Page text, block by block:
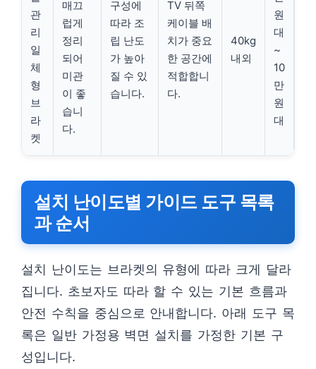
관
리
일
체
형
브
라
켓
매끄
럽게
정리
되어
미관
이 좋
습니
다.
구성에
따라 조
립 난도
가 높아
질 수 있
습니다.
TV 뒤쪽
케이블 배
치가 중요
한 공간에
적합합니
다.
40kg
내외
원
대
~
10
만
원
대
설치 난이도별 가이드 도구 목록
과 순서
설치 난이도는 브라켓의 유형에 따라 크게 달라
집니다. 초보자도 따라 할 수 있는 기본 흐름과
안전 수칙을 중심으로 안내합니다. 아래 도구 목
록은 일반 가정용 벽면 설치를 가정한 기본 구
성입니다.